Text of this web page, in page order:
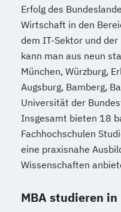
Erfolg des
Wirtschaft in den
dem IT-Sektor und
kann man aus neun
München, Würzburg,
Augsburg, Bamberg,
Universität der
Insgesamt bieten 18
Fachhochschulen
eine praxisnahe
Wissenschaften
MBA studieren in